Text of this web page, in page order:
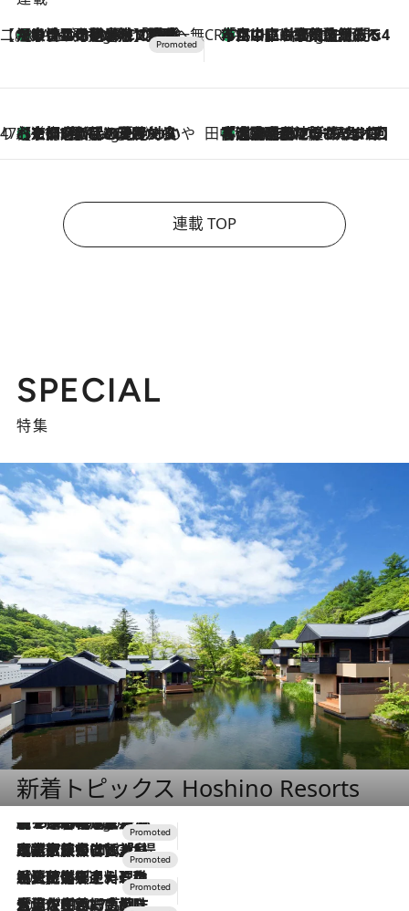
【CREA×星野リゾート】唯一無二。癒しと発見が待つ場所へ
9 Hours Ago
【トンボの足水浴】ヒノキの香りに包まれて涼感マックス！約13℃の湧水かけ流しを避暑地「星野温泉 トンボの湯」で体験 CREA'S CHOICE
11 Hours Ago
「立川にも歌舞伎があるんだよ」 片岡仁左衛門・市川中車ら豪華座組みで4年目の立川立飛歌舞伎へ
47都道府県の手みやげ ひんやりスイーツで夏を満喫
11 Hours Ago
【京都府】この夏絶対食べたい 冷やしておいしいおやつ3選 ひと口目から心を掴む新緑のテリーヌ 田中稲の勝手に再ブーム
2026.8.7
「湘南乃風に憧れて」観客大盛上がりの“タオル回し”に、ラッパー顔負けの高速歌唱まで…さだまさし（74）のアグレッシブすぎる現在地
連載 TOP
SPECIAL
特集
新着トピックス Hoshino Resorts
9 Hours Ago
【トンボの足水浴】ヒノキの香りに包まれて涼感マックス！約13℃の湧水かけ流しを避暑地「星野温泉 トンボの湯」で体験
2026.7.31
【ホテル帰省】という選択肢をOMOが提案。家族とほどよい距離を保つには「昼は実家、夜は気兼ねなくホテルで！」
2026.7.24
【夏限定ディナーコース】旬を迎える稚鮎や花ズッキーニなどをイタリア・トスカーナの郷土料理の手法で満喫！
2026.7.17
「土佐和ハーブかき氷」がOMO7高知に登場！生姜、山椒、大葉など目にも舌にも涼を呼ぶ郷土の味